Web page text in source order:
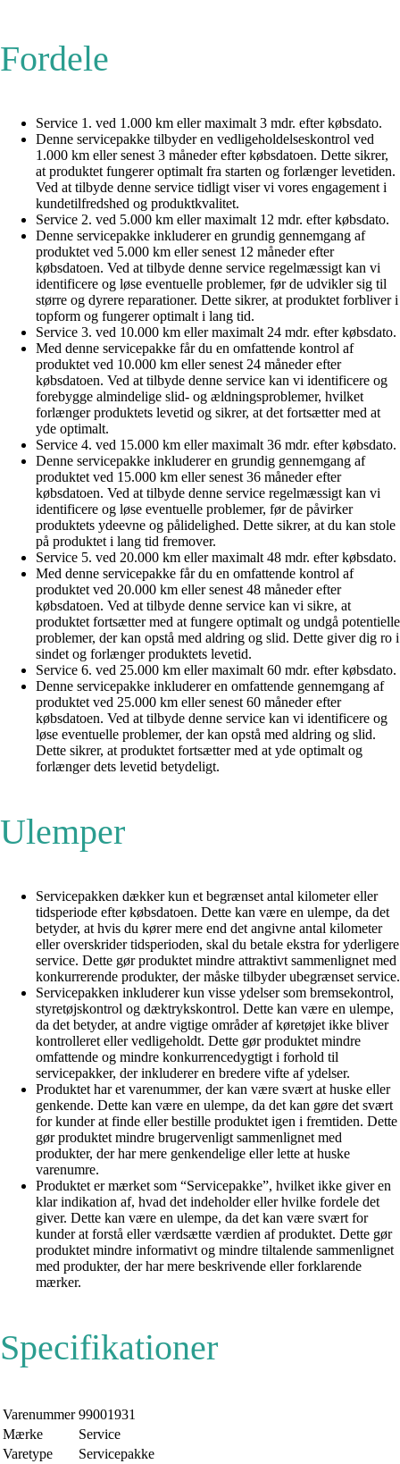
Fordele
Service 1. ved 1.000 km eller maximalt 3 mdr. efter købsdato.
Denne servicepakke tilbyder en vedligeholdelseskontrol ved
1.000 km eller senest 3 måneder efter købsdatoen. Dette sikrer,
at produktet fungerer optimalt fra starten og forlænger levetiden.
Ved at tilbyde denne service tidligt viser vi vores engagement i
kundetilfredshed og produktkvalitet.
Service 2. ved 5.000 km eller maximalt 12 mdr. efter købsdato.
Denne servicepakke inkluderer en grundig gennemgang af
produktet ved 5.000 km eller senest 12 måneder efter
købsdatoen. Ved at tilbyde denne service regelmæssigt kan vi
identificere og løse eventuelle problemer, før de udvikler sig til
større og dyrere reparationer. Dette sikrer, at produktet forbliver i
topform og fungerer optimalt i lang tid.
Service 3. ved 10.000 km eller maximalt 24 mdr. efter købsdato.
Med denne servicepakke får du en omfattende kontrol af
produktet ved 10.000 km eller senest 24 måneder efter
købsdatoen. Ved at tilbyde denne service kan vi identificere og
forebygge almindelige slid- og ældningsproblemer, hvilket
forlænger produktets levetid og sikrer, at det fortsætter med at
yde optimalt.
Service 4. ved 15.000 km eller maximalt 36 mdr. efter købsdato.
Denne servicepakke inkluderer en grundig gennemgang af
produktet ved 15.000 km eller senest 36 måneder efter
købsdatoen. Ved at tilbyde denne service regelmæssigt kan vi
identificere og løse eventuelle problemer, før de påvirker
produktets ydeevne og pålidelighed. Dette sikrer, at du kan stole
på produktet i lang tid fremover.
Service 5. ved 20.000 km eller maximalt 48 mdr. efter købsdato.
Med denne servicepakke får du en omfattende kontrol af
produktet ved 20.000 km eller senest 48 måneder efter
købsdatoen. Ved at tilbyde denne service kan vi sikre, at
produktet fortsætter med at fungere optimalt og undgå potentielle
problemer, der kan opstå med aldring og slid. Dette giver dig ro i
sindet og forlænger produktets levetid.
Service 6. ved 25.000 km eller maximalt 60 mdr. efter købsdato.
Denne servicepakke inkluderer en omfattende gennemgang af
produktet ved 25.000 km eller senest 60 måneder efter
købsdatoen. Ved at tilbyde denne service kan vi identificere og
løse eventuelle problemer, der kan opstå med aldring og slid.
Dette sikrer, at produktet fortsætter med at yde optimalt og
forlænger dets levetid betydeligt.
Ulemper
Servicepakken dækker kun et begrænset antal kilometer eller
tidsperiode efter købsdatoen. Dette kan være en ulempe, da det
betyder, at hvis du kører mere end det angivne antal kilometer
eller overskrider tidsperioden, skal du betale ekstra for yderligere
service. Dette gør produktet mindre attraktivt sammenlignet med
konkurrerende produkter, der måske tilbyder ubegrænset service.
Servicepakken inkluderer kun visse ydelser som bremsekontrol,
styretøjskontrol og dæktrykskontrol. Dette kan være en ulempe,
da det betyder, at andre vigtige områder af køretøjet ikke bliver
kontrolleret eller vedligeholdt. Dette gør produktet mindre
omfattende og mindre konkurrencedygtigt i forhold til
servicepakker, der inkluderer en bredere vifte af ydelser.
Produktet har et varenummer, der kan være svært at huske eller
genkende. Dette kan være en ulempe, da det kan gøre det svært
for kunder at finde eller bestille produktet igen i fremtiden. Dette
gør produktet mindre brugervenligt sammenlignet med
produkter, der har mere genkendelige eller lette at huske
varenumre.
Produktet er mærket som “Servicepakke”, hvilket ikke giver en
klar indikation af, hvad det indeholder eller hvilke fordele det
giver. Dette kan være en ulempe, da det kan være svært for
kunder at forstå eller værdsætte værdien af produktet. Dette gør
produktet mindre informativt og mindre tiltalende sammenlignet
med produkter, der har mere beskrivende eller forklarende
mærker.
Specifikationer
Varenummer 99001931
Mærke
Service
Varetype
Servicepakke